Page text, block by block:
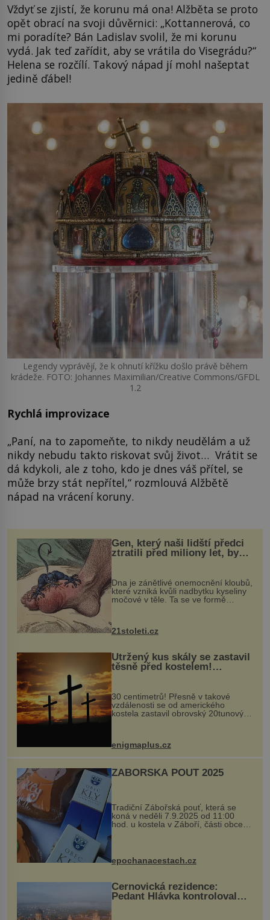
Vždyť se zjistí, že korunu má ona! Alžběta se proto
opět obrací na svoji důvěrnici: „Kottannerová, co
mi poradíte? Bán Ladislav svolil, že mi korunu
vydá. Jak teď zařídit, aby se vrátila do Visegrádu?“
Helena se rozčílí. Takový nápad jí mohl našeptat
jedině ďábel!
Legendy vyprávějí, že k ohnutí křížku došlo právě během
krádeže. FOTO: Johannes Maximilian/Creative Commons/GFDL
1.2
Rychlá improvizace
„Paní, na to zapomeňte, to nikdy neudělám a už
nikdy nebudu takto riskovat svůj život… Vrátit se
dá kdykoli, ale z toho, kdo je dnes váš přítel, se
může brzy stát nepřítel,“ rozmlouvá Alžbětě
nápad na vrácení koruny.
Gen, který naši lidští předci
ztratili před miliony let, by
mohl pomoci s léčbou
„nemoci králů“
Dna je zánětlivé onemocnění kloubů,
které vzniká kvůli nadbytku kyseliny
močové v těle. Ta se ve formě
nohou, a způsobuje bole...
21stoleti.cz
Utržený kus skály se zastavil
těsně před kostelem!
Ochránila ho boží síla?
30 centimetrů! Přesně v takové
vzdálenosti se od amerického
kostela zastavil obrovský 20tunový
...
enigmaplus.cz
ZÁBOŘSKÁ POUŤ 2025
Tradiční Zábořská pouť, která se
koná v neděli 7.9.2025 od 11:00
hod. u kostela v Záboří, části obce
Kly u Mělníka. V programu naleznete
komentovanou prohlídku kostela,
epochanacestach.cz
Černovická rezidence:
Pedant Hlávka kontroloval